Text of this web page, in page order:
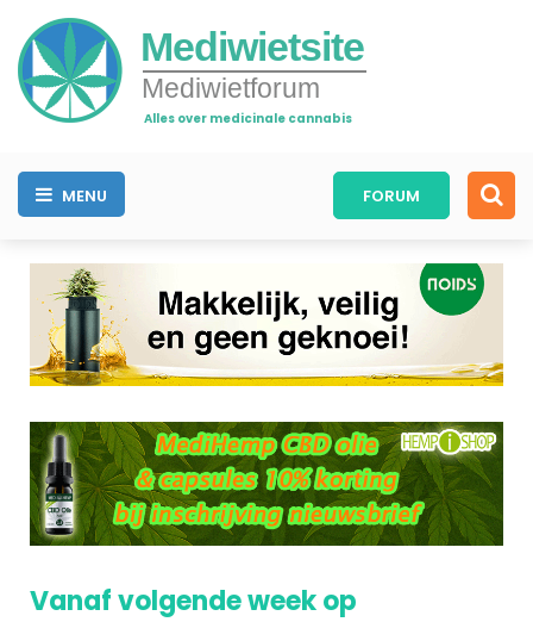
Mediwietsite
Mediwietforum
Alles over medicinale cannabis
MENU FORUM
Vanaf volgende week op